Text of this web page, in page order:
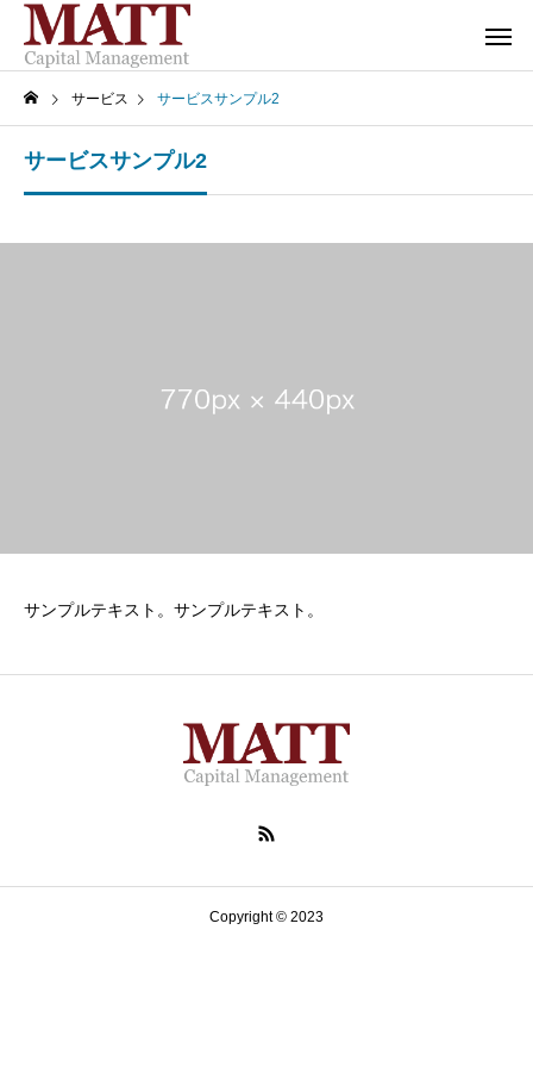
サービス サービスサンプル2
サービスサンプル2
サンプルテキスト。サンプルテキスト。
Copyright © 2023